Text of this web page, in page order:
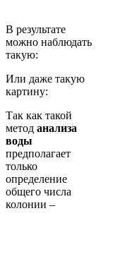
В результате
можно наблюдать
такую:
Или даже такую
картину:
Так как такой
метод анализа
воды
предполагает
только
определение
общего числа
колонии –